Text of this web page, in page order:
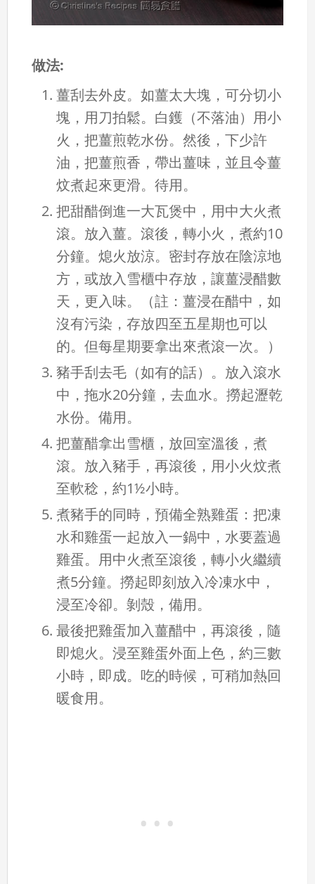
做法:
薑刮去外皮。如薑太大塊，可分切小
塊，用刀拍鬆。白鑊（不落油）用小
火，把薑煎乾水份。然後，下少許
油，把薑煎香，帶出薑味，並且令薑
炆煮起來更滑。待用。
把甜醋倒進一大瓦煲中，用中大火煮
滾。放入薑。滾後，轉小火，煮約10
分鐘。熄火放涼。密封存放在陰涼地
方，或放入雪櫃中存放，讓薑浸醋數
天，更入味。（註：薑浸在醋中，如
沒有污染，存放四至五星期也可以
的。但每星期要拿出來煮滾一次。）
豬手刮去毛（如有的話）。放入滾水
中，拖水20分鐘，去血水。撈起瀝乾
水份。備用。
把薑醋拿出雪櫃，放回室溫後，煮
滾。放入豬手，再滾後，用小火炆煮
至軟稔，約1½小時。
煮豬手的同時，預備全熟雞蛋：把凍
水和雞蛋一起放入一鍋中，水要蓋過
雞蛋。用中火煮至滾後，轉小火繼續
煮5分鐘。撈起即刻放入冷凍水中，
浸至冷卻。剝殼，備用。
最後把雞蛋加入薑醋中，再滾後，隨
即熄火。浸至雞蛋外面上色，約三數
小時，即成。吃的時候，可稍加熱回
暖食用。